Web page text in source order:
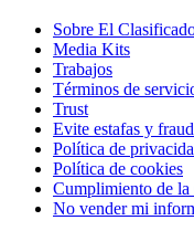
Sobre El
Media Kits
Trabajos
Términos de
Trust
Evite estafas y
Política de
Política de cookies
Cumplimiento de la
No vender mi